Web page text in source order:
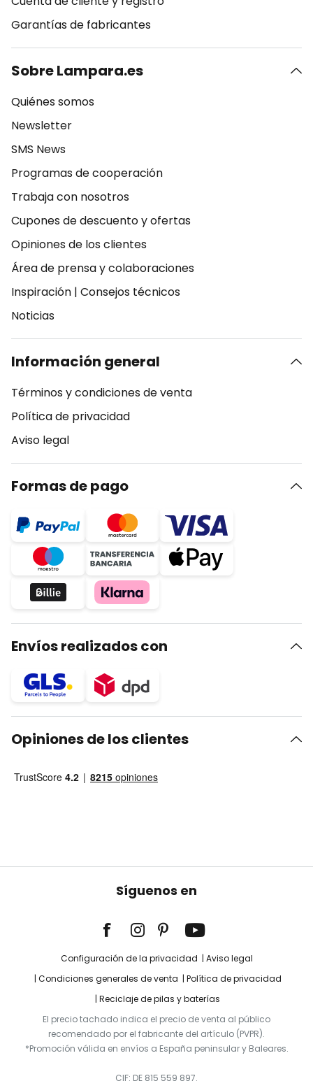
Garantías de fabricantes
Sobre Lampara.es
Quiénes somos
Newsletter
SMS News
Programas de cooperación
Trabaja con nosotros
Cupones de descuento y ofertas
Opiniones de los clientes
Área de prensa y colaboraciones
Inspiración | Consejos técnicos
Noticias
Información general
Términos y condiciones de venta
Política de privacidad
Aviso legal
Formas de pago
Envíos realizados con
Opiniones de los clientes
Síguenos en
Configuración de la privacidad
Aviso legal
Condiciones generales de venta
Política de privacidad
Reciclaje de pilas y baterías
El precio tachado indica el precio de venta al público
recomendado por el fabricante del artículo (PVPR).
*Promoción válida en envíos a España peninsular y Baleares.
CIF: DE 815 559 897.